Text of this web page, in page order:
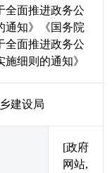
全面推进政务公
通知》《国务院
全面推进政务公
细则的通知》
建设局
[政府
网站,